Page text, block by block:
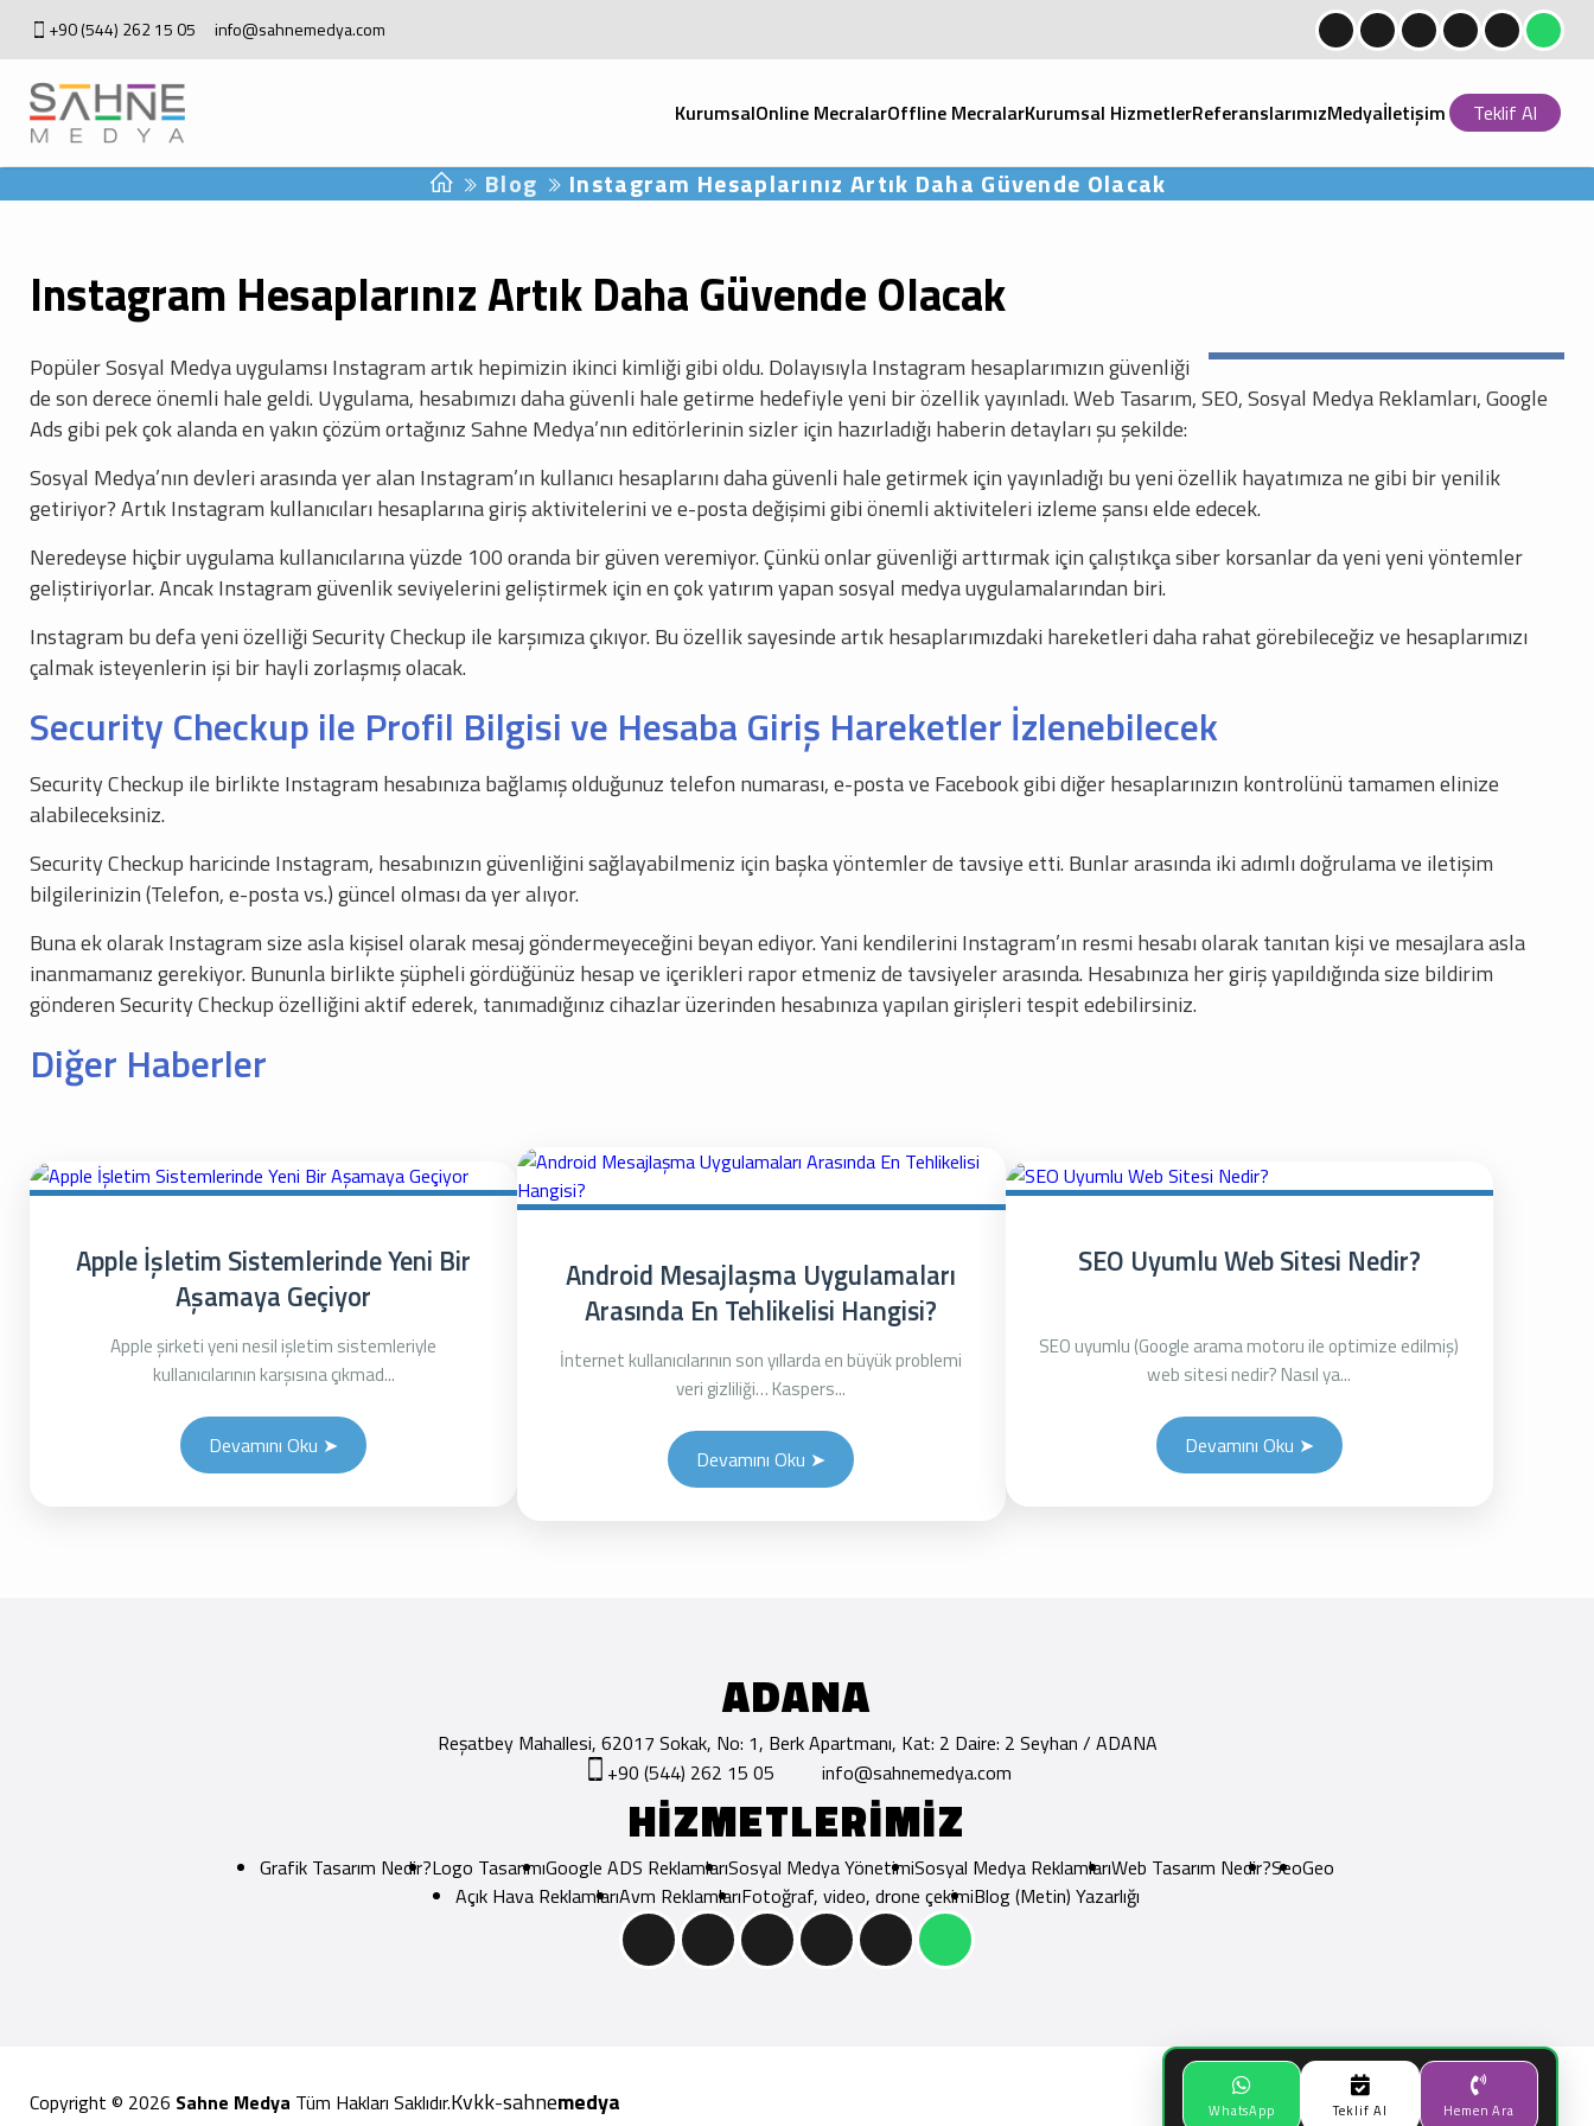
+90 (544) 262 15 05 info@sahnemedya.com
KurumsalOnline MecralarOffline MecralarKurumsal HizmetlerReferanslarımızMedyaİletişim Teklif Al
Blog Instagram Hesaplarınız Artık Daha Güvende Olacak
Instagram Hesaplarınız Artık Daha Güvende Olacak
Popüler Sosyal Medya uygulamsı Instagram artık hepimizin ikinci kimliği gibi oldu. Dolayısıyla Instagram hesaplarımızın güvenliği
de son derece önemli hale geldi. Uygulama, hesabımızı daha güvenli hale getirme hedefiyle yeni bir özellik yayınladı. Web Tasarım, SEO, Sosyal Medya Reklamları, Google
Ads gibi pek çok alanda en yakın çözüm ortağınız Sahne Medya’nın editörlerinin sizler için hazırladığı haberin detayları şu şekilde:
Sosyal Medya’nın devleri arasında yer alan Instagram’ın kullanıcı hesaplarını daha güvenli hale getirmek için yayınladığı bu yeni özellik hayatımıza ne gibi bir yenilik
getiriyor? Artık Instagram kullanıcıları hesaplarına giriş aktivitelerini ve e-posta değişimi gibi önemli aktiviteleri izleme şansı elde edecek.
Neredeyse hiçbir uygulama kullanıcılarına yüzde 100 oranda bir güven veremiyor. Çünkü onlar güvenliği arttırmak için çalıştıkça siber korsanlar da yeni yeni yöntemler
geliştiriyorlar. Ancak Instagram güvenlik seviyelerini geliştirmek için en çok yatırım yapan sosyal medya uygulamalarından biri.
Instagram bu defa yeni özelliği Security Checkup ile karşımıza çıkıyor. Bu özellik sayesinde artık hesaplarımızdaki hareketleri daha rahat görebileceğiz ve hesaplarımızı
çalmak isteyenlerin işi bir hayli zorlaşmış olacak.
Security Checkup ile Profil Bilgisi ve Hesaba Giriş Hareketler İzlenebilecek
Security Checkup ile birlikte Instagram hesabınıza bağlamış olduğunuz telefon numarası, e-posta ve Facebook gibi diğer hesaplarınızın kontrolünü tamamen elinize
alabileceksiniz.
Security Checkup haricinde Instagram, hesabınızın güvenliğini sağlayabilmeniz için başka yöntemler de tavsiye etti. Bunlar arasında iki adımlı doğrulama ve iletişim
bilgilerinizin (Telefon, e-posta vs.) güncel olması da yer alıyor.
Buna ek olarak Instagram size asla kişisel olarak mesaj göndermeyeceğini beyan ediyor. Yani kendilerini Instagram’ın resmi hesabı olarak tanıtan kişi ve mesajlara asla
inanmamanız gerekiyor. Bununla birlikte şüpheli gördüğünüz hesap ve içerikleri rapor etmeniz de tavsiyeler arasında. Hesabınıza her giriş yapıldığında size bildirim
gönderen Security Checkup özelliğini aktif ederek, tanımadığınız cihazlar üzerinden hesabınıza yapılan girişleri tespit edebilirsiniz.
Diğer Haberler
Apple İşletim Sistemlerinde Yeni Bir
Aşamaya Geçiyor
Apple şirketi yeni nesil işletim sistemleriyle
kullanıcılarının karşısına çıkmad...
Devamını Oku ➤
Android Mesajlaşma Uygulamaları
Arasında En Tehlikelisi Hangisi?
İnternet kullanıcılarının son yıllarda en büyük problemi
veri gizliliği… Kaspers...
Devamını Oku ➤
SEO Uyumlu Web Sitesi Nedir?
SEO uyumlu (Google arama motoru ile optimize edilmiş)
web sitesi nedir? Nasıl ya...
Devamını Oku ➤
ADANA
Reşatbey Mahallesi, 62017 Sokak, No: 1, Berk Apartmanı, Kat: 2 Daire: 2 Seyhan / ADANA
+90 (544) 262 15 05
info@sahnemedya.com
HİZMETLERİMİZ
Grafik Tasarım Nedir?Logo TasarımıGoogle ADS ReklamlarıSosyal Medya YönetimiSosyal Medya ReklamlarıWeb Tasarım Nedir?SeoGeo
Açık Hava ReklamlarıAvm ReklamlarıFotoğraf, video, drone çekimiBlog (Metin) Yazarlığı
Copyright © 2026 Sahne Medya Tüm Hakları Saklıdır.Kvkk-sahnemedya WhatsApp Teklif Al Hemen Ara